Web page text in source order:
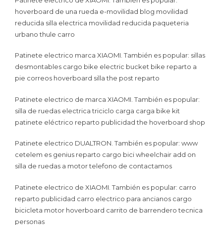
hoverboard de una rueda e-movilidad blog movilidad
reducida silla electrica movilidad reducida paqueteria
urbano thule carro
Patinete electrico marca XIAOMI. También es popular: sillas
desmontables cargo bike electric bucket bike reparto a
pie correos hoverboard silla the post reparto
Patinete electrico de marca XIAOMI. También es popular:
silla de ruedas electrica triciclo carga carga bike kit
patinete eléctrico reparto publicidad the hoverboard shop
Patinete electrico DUALTRON. También es popular: www
cetelem es genius reparto cargo bici wheelchair add on
silla de ruedas a motor telefono de contactamos
Patinete electrico de XIAOMI. También es popular: carro
reparto publicidad carro electrico para ancianos cargo
bicicleta motor hoverboard carrito de barrendero tecnica
personas